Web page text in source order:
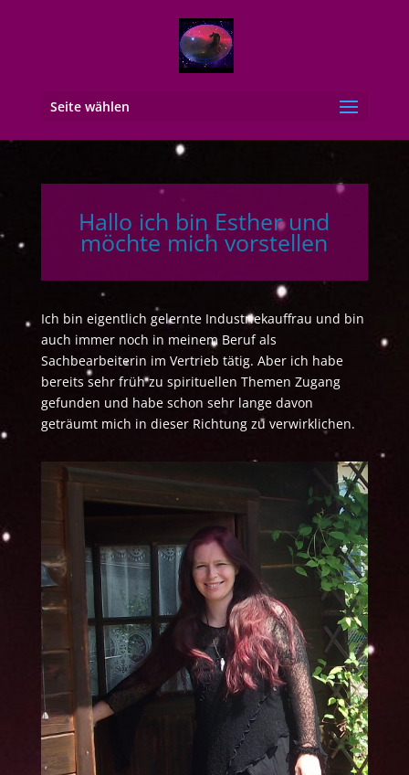
Seite wählen
Hallo ich bin Esther und
möchte mich vorstellen
Ich bin eigentlich gelernte Industriekauffrau und bin
auch immer noch in meinem Beruf als
Sachbearbeiterin im Vertrieb tätig. Aber ich habe
bereits sehr früh zu spirituellen Themen Zugang
gefunden und habe schon sehr lange davon
geträumt mich in dieser Richtung zu verwirklichen.